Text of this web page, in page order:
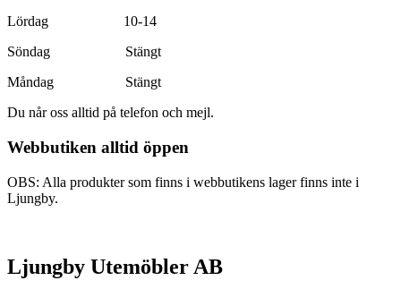
Lördag 10-14
Söndag Stängt
Måndag Stängt
Du når oss alltid på telefon och mejl.
Webbutiken alltid öppen
OBS: Alla produkter som finns i webbutikens lager finns inte i
Ljungby.
Ljungby Utemöbler AB